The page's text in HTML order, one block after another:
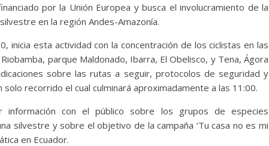
por la Unión Europea y busca el involucramiento de la
en la región Andes-Amazonía.
inicia esta actividad con la concentración de los ciclistas en las
parque Maldonado, Ibarra, El Obelisco, y Tena, Ágora
sobre las rutas a seguir, protocolos de seguridad y
recorrido el cual culminará aproximadamente a las 11:00.
con el público sobre los grupos de especies
silvestre y sobre el objetivo de la campaña ‘Tu casa no es mi
en Ecuador.